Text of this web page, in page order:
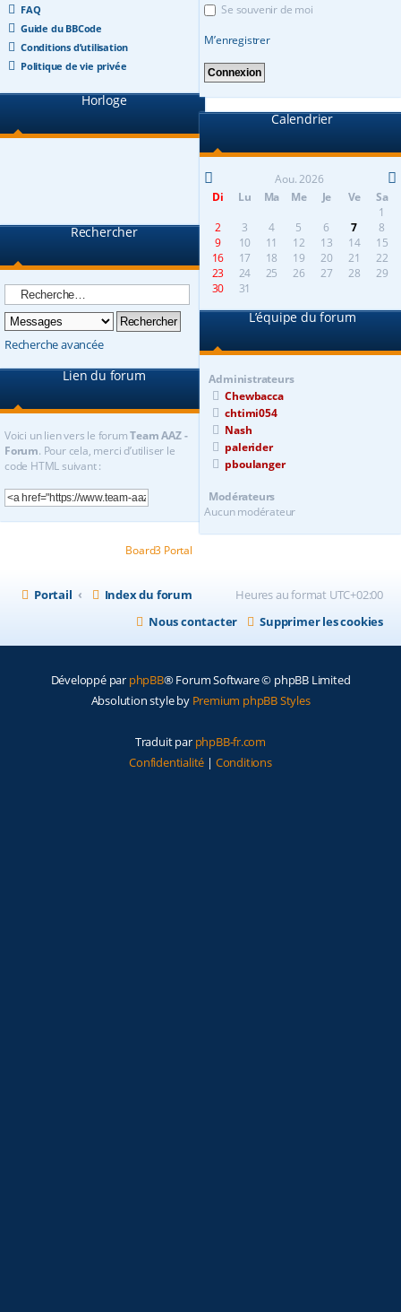
FAQ
Guide du BBCode
Conditions d’utilisation
Politique de vie privée
Horloge
Rechercher
Recherche avancée
Lien du forum
Voici un lien vers le forumTeam AAZ -
Forum. Pour cela, merci d’utiliser le
code HTML suivant :
Se souvenir de moi
M’enregistrer
Calendrier
Aou. 2026
Di
Lu Ma Me Je Ve
Sa
1
2
3 4 5 6 7
8
9
10 11 12 13 14
15
16
17 18 19 20 21
22
23
24 25 26 27 28
29
30
31
L’équipe du forum
Administrateurs
Chewbacca
chtimi054
Nash
palerider
pboulanger
Modérateurs
Aucun modérateur
Board3 Portal
Portail Index du forum Heures au format UTC+02:00
Supprimer les cookies
Nous contacter
Développé par phpBB® Forum Software © phpBB Limited
Absolution style by Premium phpBB Styles
Traduit par phpBB-fr.com
Confidentialité | Conditions